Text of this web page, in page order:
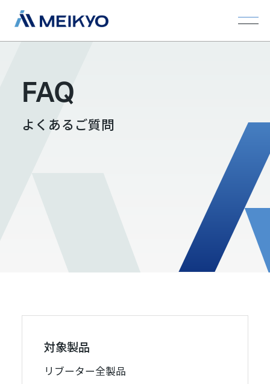
FAQ
よくあるご質問
対象製品
リブーター全製品